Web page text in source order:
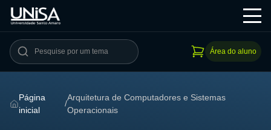
Área do aluno
Página
inicial
/
Arquitetura de Computadores e Sistemas
Operacionais